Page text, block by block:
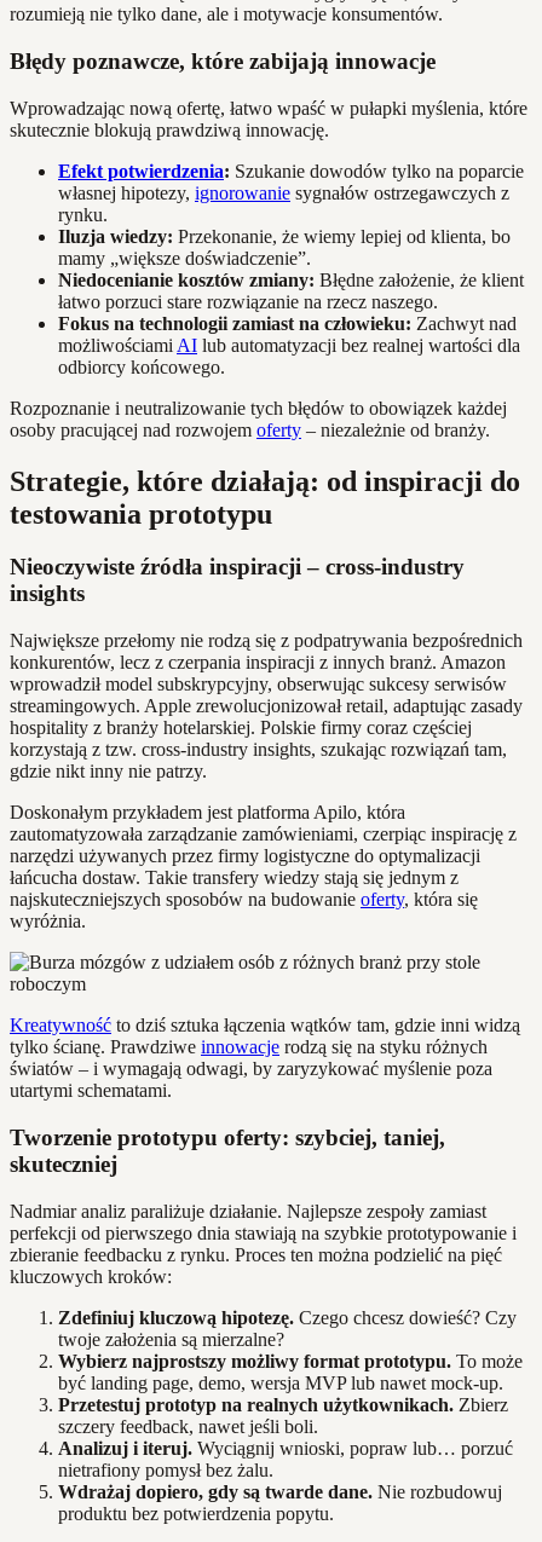
rozumieją nie tylko dane, ale i motywacje konsumentów.
Błędy poznawcze, które zabijają innowacje
Wprowadzając nową ofertę, łatwo wpaść w pułapki myślenia, które
skutecznie blokują prawdziwą innowację.
Efekt potwierdzenia: Szukanie dowodów tylko na poparcie
własnej hipotezy, ignorowanie sygnałów ostrzegawczych z
rynku.
Iluzja wiedzy: Przekonanie, że wiemy lepiej od klienta, bo
mamy „większe doświadczenie”.
Niedocenianie kosztów zmiany: Błędne założenie, że klient
łatwo porzuci stare rozwiązanie na rzecz naszego.
Fokus na technologii zamiast na człowieku: Zachwyt nad
możliwościami AI lub automatyzacji bez realnej wartości dla
odbiorcy końcowego.
Rozpoznanie i neutralizowanie tych błędów to obowiązek każdej
osoby pracującej nad rozwojem oferty – niezależnie od branży.
Strategie, które działają: od inspiracji do
testowania prototypu
Nieoczywiste źródła inspiracji – cross-industry
insights
Największe przełomy nie rodzą się z podpatrywania bezpośrednich
konkurentów, lecz z czerpania inspiracji z innych branż. Amazon
wprowadził model subskrypcyjny, obserwując sukcesy serwisów
streamingowych. Apple zrewolucjonizował retail, adaptując zasady
hospitality z branży hotelarskiej. Polskie firmy coraz częściej
korzystają z tzw. cross-industry insights, szukając rozwiązań tam,
gdzie nikt inny nie patrzy.
Doskonałym przykładem jest platforma Apilo, która
zautomatyzowała zarządzanie zamówieniami, czerpiąc inspirację z
narzędzi używanych przez firmy logistyczne do optymalizacji
łańcucha dostaw. Takie transfery wiedzy stają się jednym z
najskuteczniejszych sposobów na budowanie oferty, która się
wyróżnia.
Kreatywność to dziś sztuka łączenia wątków tam, gdzie inni widzą
tylko ścianę. Prawdziwe innowacje rodzą się na styku różnych
światów – i wymagają odwagi, by zaryzykować myślenie poza
utartymi schematami.
Tworzenie prototypu oferty: szybciej, taniej,
skuteczniej
Nadmiar analiz paraliżuje działanie. Najlepsze zespoły zamiast
perfekcji od pierwszego dnia stawiają na szybkie prototypowanie i
zbieranie feedbacku z rynku. Proces ten można podzielić na pięć
kluczowych kroków:
Zdefiniuj kluczową hipotezę. Czego chcesz dowieść? Czy
twoje założenia są mierzalne?
Wybierz najprostszy możliwy format prototypu. To może
być landing page, demo, wersja MVP lub nawet mock-up.
Przetestuj prototyp na realnych użytkownikach. Zbierz
szczery feedback, nawet jeśli boli.
Analizuj i iteruj. Wyciągnij wnioski, popraw lub… porzuć
nietrafiony pomysł bez żalu.
Wdrażaj dopiero, gdy są twarde dane. Nie rozbudowuj
produktu bez potwierdzenia popytu.